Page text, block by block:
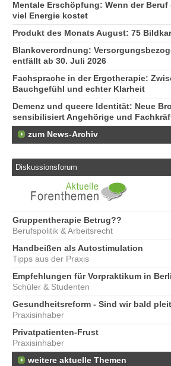
Mentale Erschöpfung: Wenn der Beruf
viel Energie kostet
Produkt des Monats August: 75
Blankoverordnung:
entfällt ab 30. Juli 2026
Fachsprache in der Ergotherapie:
Bauchgefühl und echter Klarheit
Demenz und queere Identität: Neue
sensibilisiert Angehörige und
zum News-Archiv
Diskussionsforum
Gruppentherapie Betrug??
Berufspolitik & Arbeitsrecht
Handbeißen als Autostimulation
Tipps aus der Praxis
Empfehlungen für Vorpraktikum in
Schüler & Studenten
Gesundheitsreform - Sind wir bald
Praxisinhaber
Privatpatienten-Frust
Praxisinhaber
weitere aktuelle Themen